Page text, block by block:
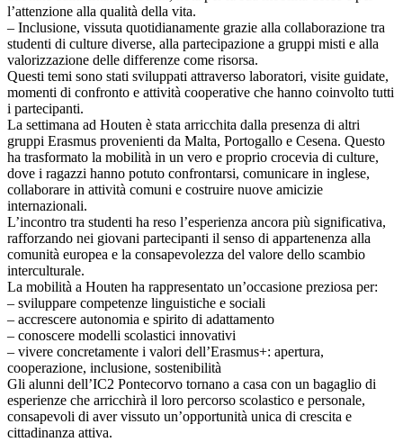
l’attenzione alla qualità della vita.
– Inclusione, vissuta quotidianamente grazie alla collaborazione tra
studenti di culture diverse, alla partecipazione a gruppi misti e alla
valorizzazione delle differenze come risorsa.
Questi temi sono stati sviluppati attraverso laboratori, visite guidate,
momenti di confronto e attività cooperative che hanno coinvolto tutti
i partecipanti.
La settimana ad Houten è stata arricchita dalla presenza di altri
gruppi Erasmus provenienti da Malta, Portogallo e Cesena. Questo
ha trasformato la mobilità in un vero e proprio crocevia di culture,
dove i ragazzi hanno potuto confrontarsi, comunicare in inglese,
collaborare in attività comuni e costruire nuove amicizie
internazionali.
L’incontro tra studenti ha reso l’esperienza ancora più significativa,
rafforzando nei giovani partecipanti il senso di appartenenza alla
comunità europea e la consapevolezza del valore dello scambio
interculturale.
La mobilità a Houten ha rappresentato un’occasione preziosa per:
– sviluppare competenze linguistiche e sociali
– accrescere autonomia e spirito di adattamento
– conoscere modelli scolastici innovativi
– vivere concretamente i valori dell’Erasmus+: apertura,
cooperazione, inclusione, sostenibilità
Gli alunni dell’IC2 Pontecorvo tornano a casa con un bagaglio di
esperienze che arricchirà il loro percorso scolastico e personale,
consapevoli di aver vissuto un’opportunità unica di crescita e
cittadinanza attiva.